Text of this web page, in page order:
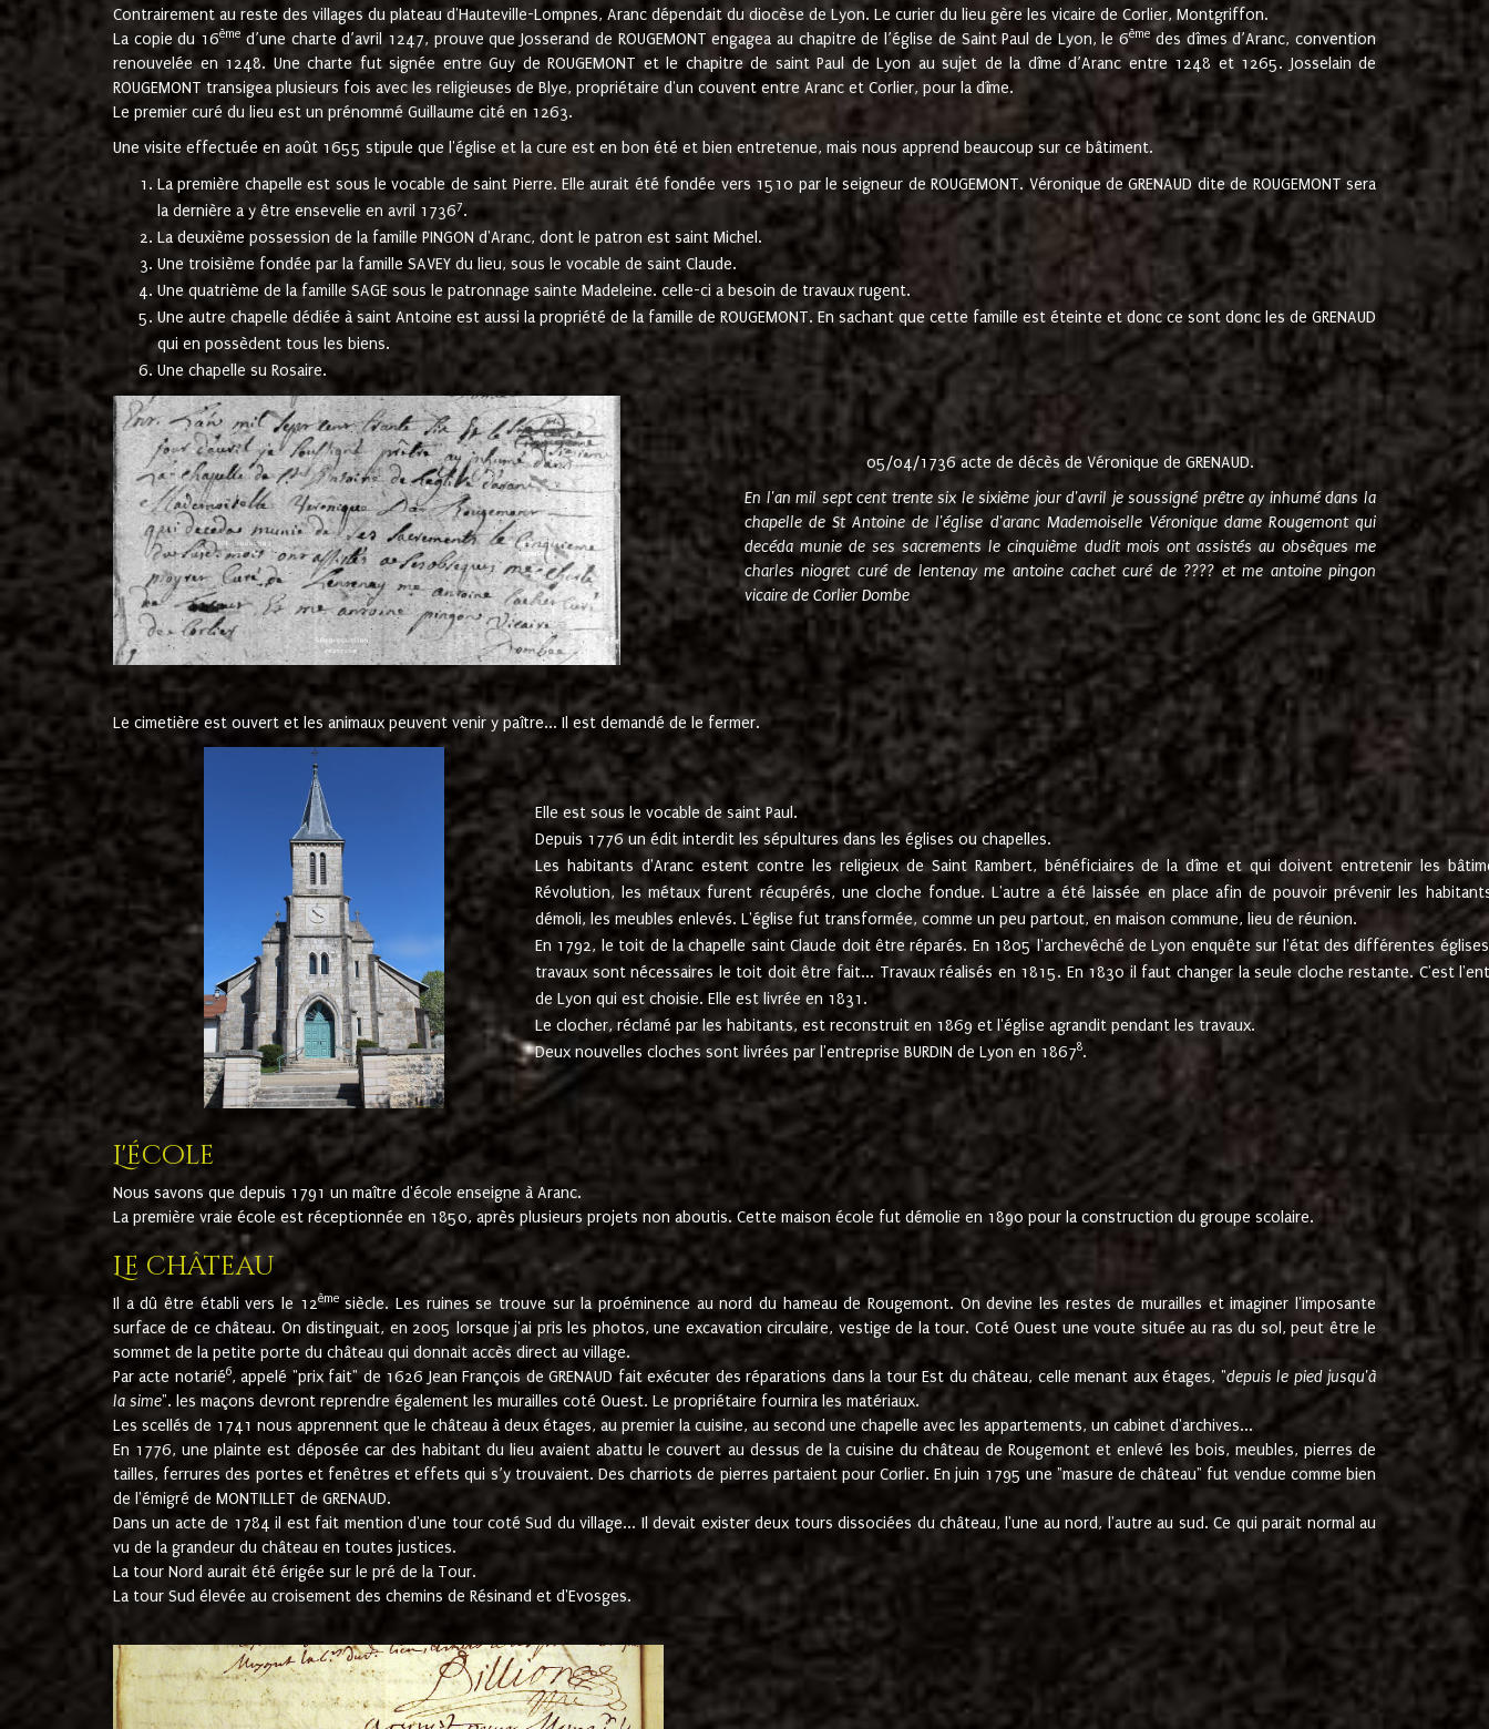
Contrairement au reste des villages du plateau d'Hauteville-Lompnes, Aranc dépendait du diocèse de Lyon. Le curier du lieu gère les vicaire de Corlier, Montgriffon.
La copie du 16ème d’une charte d’avril 1247, prouve que Josserand de ROUGEMONT engagea au chapitre de l’église de Saint Paul de Lyon, le 6ème des dîmes d’Aranc, convention
renouvelée en 1248. Une charte fut signée entre Guy de ROUGEMONT et le chapitre de saint Paul de Lyon au sujet de la dîme d’Aranc entre 1248 et 1265. Josselain de
ROUGEMONT transigea plusieurs fois avec les religieuses de Blye, propriétaire d'un couvent entre Aranc et Corlier, pour la dîme.
Le premier curé du lieu est un prénommé Guillaume cité en 1263.
Une visite effectuée en août 1655 stipule que l'église et la cure est en bon été et bien entretenue, mais nous apprend beaucoup sur ce bâtiment.
La première chapelle est sous le vocable de saint Pierre. Elle aurait été fondée vers 1510 par le seigneur de ROUGEMONT. Véronique de GRENAUD dite de ROUGEMONT sera
la dernière a y être ensevelie en avril 17367.
La deuxième possession de la famille PINGON d'Aranc, dont le patron est saint Michel.
Une troisième fondée par la famille SAVEY du lieu, sous le vocable de saint Claude.
Une quatrième de la famille SAGE sous le patronnage sainte Madeleine. celle-ci a besoin de travaux rugent.
Une autre chapelle dédiée à saint Antoine est aussi la propriété de la famille de ROUGEMONT. En sachant que cette famille est éteinte et donc ce sont donc les de GRENAUD
qui en possèdent tous les biens.
Une chapelle su Rosaire.
05/04/1736 acte de décès de Véronique de GRENAUD.
En l'an mil sept cent trente six le sixième jour d'avril je soussigné prêtre ay inhumé dans la
chapelle de St Antoine de l'église d'aranc Mademoiselle Véronique dame Rougemont qui
decéda munie de ses sacrements le cinquième dudit mois ont assistés au obsèques me
charles niogret curé de lentenay me antoine cachet curé de ???? et me antoine pingon
vicaire de Corlier Dombe
Le cimetière est ouvert et les animaux peuvent venir y paître... Il est demandé de le fermer.
Elle est sous le vocable de saint Paul.
Depuis 1776 un édit interdit les sépultures dans les églises ou chapelles.
Les habitants d'Aranc estent contre les religieux de Saint Rambert, bénéficiaires de la dîme et qui doivent entretenir les
Révolution, les métaux furent récupérés, une cloche fondue. L'autre a été laissée en place afin de pouvoir prévenir les
démoli, les meubles enlevés. L'église fut transformée, comme un peu partout, en maison commune, lieu de réunion.
En 1792, le toit de la chapelle saint Claude doit être réparés. En 1805 l'archevêché de Lyon enquête sur l'état des différentes
travaux sont nécessaires le toit doit être fait... Travaux réalisés en 1815. En 1830 il faut changer la seule cloche restante. C'est
de Lyon qui est choisie. Elle est livrée en 1831.
Le clocher, réclamé par les habitants, est reconstruit en 1869 et l'église agrandit pendant les travaux.
Deux nouvelles cloches sont livrées par l'entreprise BURDIN de Lyon en 18678.
L'école
Nous savons que depuis 1791 un maître d'école enseigne à Aranc.
La première vraie école est réceptionnée en 1850, après plusieurs projets non aboutis. Cette maison école fut démolie en 1890 pour la construction du groupe scolaire.
Le château
Il a dû être établi vers le 12èmesiècle. Les ruines se trouve sur la proéminence au nord du hameau de Rougemont. On devine les restes de murailles et imaginer l'imposante
surface de ce château. On distinguait, en 2005 lorsque j'ai pris les photos, une excavation circulaire, vestige de la tour. Coté Ouest une voute située au ras du sol, peut être le
sommet de la petite porte du château qui donnait accès direct au village.
Par acte notarié6, appelé "prix fait" de 1626 Jean François de GRENAUD fait exécuter des réparations dans la tour Est du château, celle menant aux étages, "depuis le pied jusqu'à
la sime". les maçons devront reprendre également les murailles coté Ouest. Le propriétaire fournira les matériaux.
Les scellés de 1741 nous apprennent que le château à deux étages, au premier la cuisine, au second une chapelle avec les appartements, un cabinet d'archives...
En 1776, une plainte est déposée car des habitant du lieu avaient abattu le couvert au dessus de la cuisine du château de Rougemont et enlevé les bois, meubles, pierres de
tailles, ferrures des portes et fenêtres et effets qui s’y trouvaient. Des charriots de pierres partaient pour Corlier. En juin 1795 une "masure de château" fut vendue comme bien
de l'émigré de MONTILLET de GRENAUD.
Dans un acte de 1784 il est fait mention d'une tour coté Sud du village... Il devait exister deux tours dissociées du château, l'une au nord, l'autre au sud. Ce qui parait normal au
vu de la grandeur du château en toutes justices.
La tour Nord aurait été érigée sur le pré de la Tour.
La tour Sud élevée au croisement des chemins de Résinand et d'Evosges.